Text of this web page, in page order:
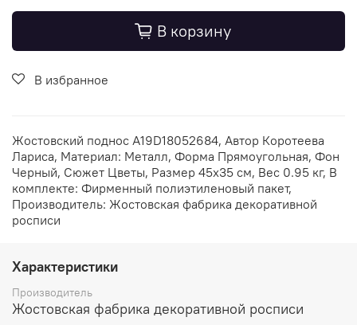
В корзину
В избранное
Жостовский поднос A19D18052684, Автор Коротеева
Лариса, Материал: Металл, Форма Прямоугольная, Фон
Черный, Сюжет Цветы, Размер 45х35 см, Вес 0.95 кг, В
комплекте: Фирменный полиэтиленовый пакет,
Производитель: Жостовская фабрика декоративной
росписи
Характеристики
Производитель
Жостовская фабрика декоративной росписи